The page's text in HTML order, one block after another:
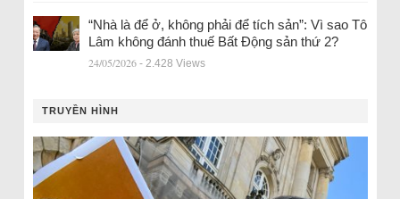
“Nhà là để ở, không phải để tích sản”: Vì sao Tô
Lâm không đánh thuế Bất Động sản thứ 2?
24/05/2026 - 2.428 Views
TRUYỀN HÌNH